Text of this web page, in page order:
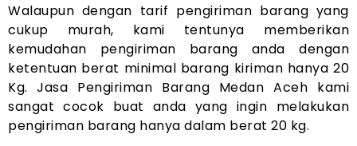
Walaupun dengan tarif pengiriman barang yang
cukup murah, kami tentunya memberikan
kemudahan pengiriman barang anda dengan
ketentuan berat minimal barang kiriman hanya 20
Kg. Jasa Pengiriman Barang Medan Aceh kami
sangat cocok buat anda yang ingin melakukan
pengiriman barang hanya dalam berat 20 kg.